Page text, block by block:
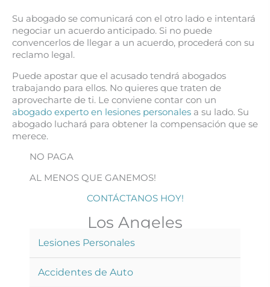
Su abogado se comunicará con el otro lado e intentará
negociar un acuerdo anticipado. Si no puede
convencerlos de llegar a un acuerdo, procederá con su
reclamo legal.
Puede apostar que el acusado tendrá abogados
trabajando para ellos. No quieres que traten de
aprovecharte de ti. Le conviene contar con un
abogado experto en lesiones personales a su lado. Su
abogado luchará para obtener la compensación que se
merece.
NO PAGA
AL MENOS QUE GANEMOS!
CONTÁCTANOS HOY!
Los Angeles
Lesiones Personales
Accidentes de Auto